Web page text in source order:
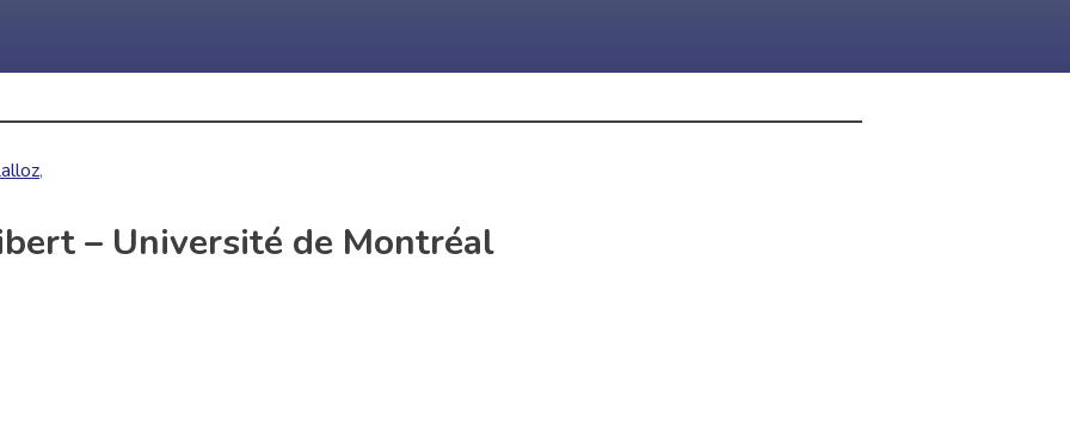
,
– Université de Montréal